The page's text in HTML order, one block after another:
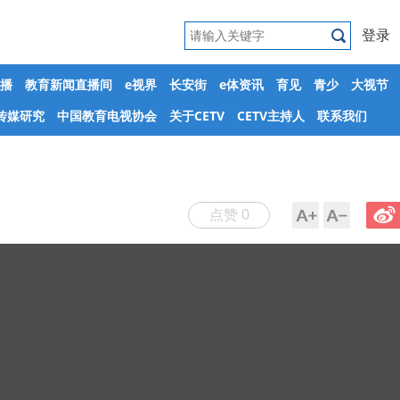
登录
教育新闻直播间 e视界 长安街 e体资讯 育见 青少 大视节
媒研究 中国教育电视协会 关于CETV CETV主持人 联系我们
点赞 0